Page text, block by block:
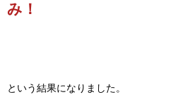
み！
という結果になりました。